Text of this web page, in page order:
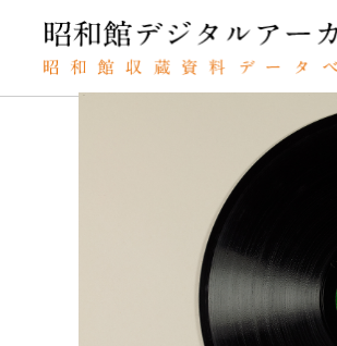
SPレコードの検索結果
SPレコード
SPH11MK020992B